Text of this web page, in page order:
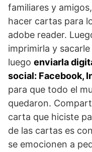
familiares y
hacer cartas para
adobe reader.
imprimirla y
luego enviarla
social: Facebook,
para que todo el
quedaron.
carta que hiciste
de las cartas es
se emocionen a